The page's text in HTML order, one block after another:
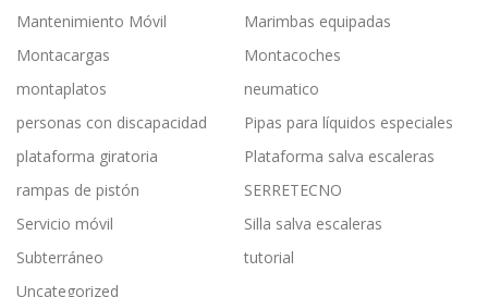
Mantenimiento Móvil
Marimbas equipadas
Montacargas
Montacoches
montaplatos
neumatico
personas con discapacidad
Pipas para líquidos especiales
plataforma giratoria
Plataforma salva escaleras
rampas de pistón
SERRETECNO
Servicio móvil
Silla salva escaleras
Subterráneo
tutorial
Uncategorized